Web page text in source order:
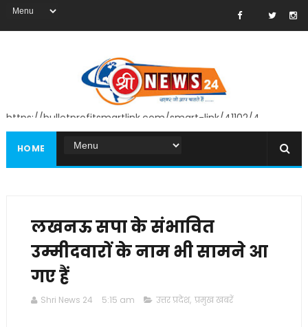
https://bulletprofitsmartlink.com/smart-link/41102/4
HOME
लखनऊ सपा के संभावित
उम्मीदवारों के नाम भी सामने आ
गए हैं
Shri News 24 5:15 am उत्तर प्रदेश, प्रमुख खबरें